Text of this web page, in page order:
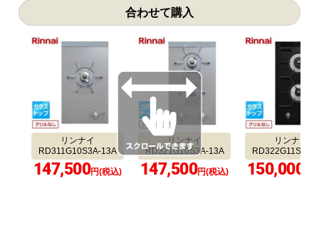
合わせて購入
リンナイ
RD311G10S3A-13A
147,500円(税込)
リンナイ
RD321G10S3A-13A
147,500円(税込)
リンナイ
RD322G11S3A-
150,000